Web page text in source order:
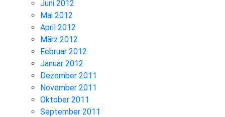
Juni 2012
Mai 2012
April 2012
März 2012
Februar 2012
Januar 2012
Dezember 2011
November 2011
Oktober 2011
September 2011